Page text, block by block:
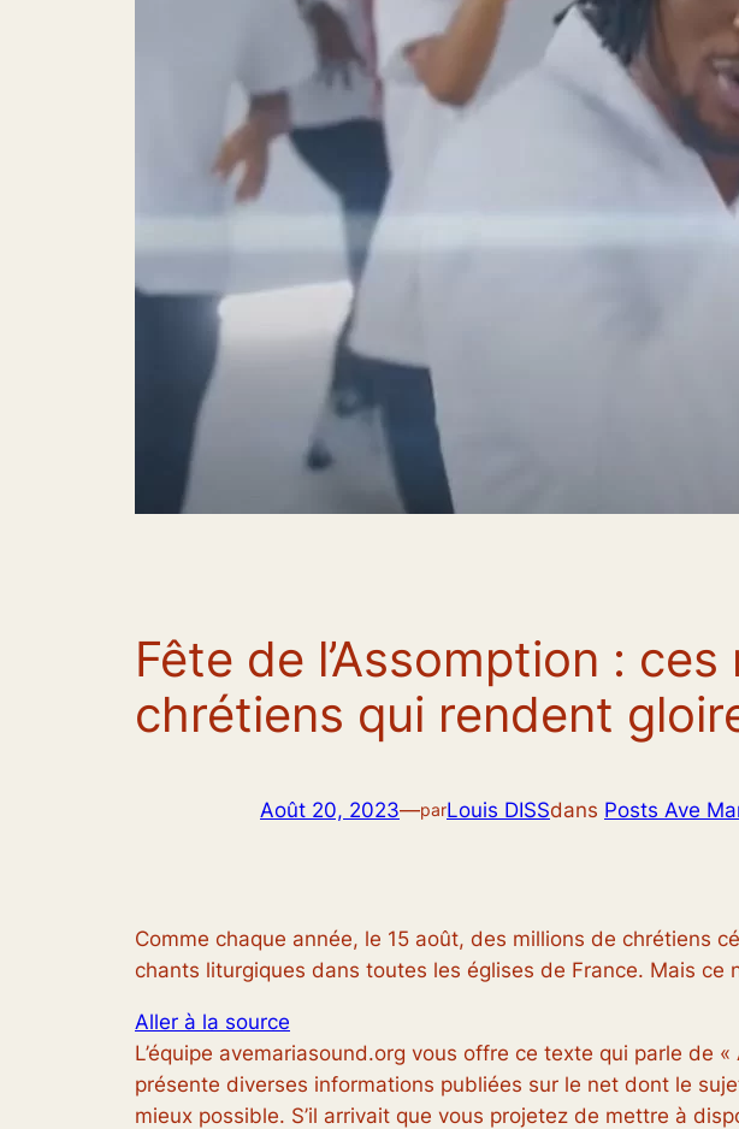
Fête de l’Assomption :
chrétiens qui rendent
Août 20, 2023—parLouis DISSdans Posts Ave
Comme chaque année, le 15 août, des millions de chrétiens
chants liturgiques dans toutes les églises de France. Mais ce
Aller à la source
L’équipe avemariasound.org vous offre ce texte qui parle de
présente diverses informations publiées sur le net dont le
mieux possible. S’il arrivait que vous projetez de mettre à